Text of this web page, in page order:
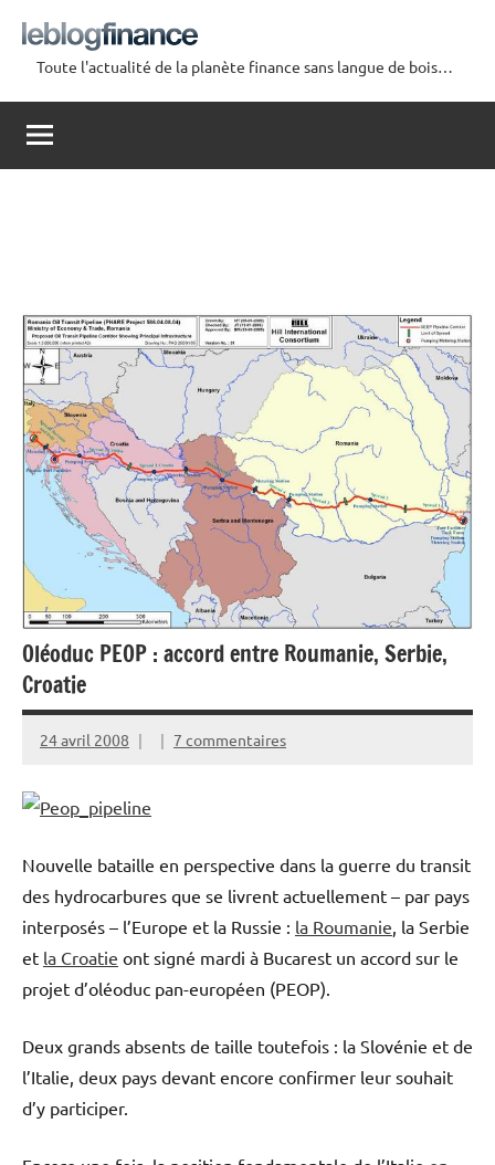
contenu
Le
Blog
Finance
Toute l'actualité de la planète finance sans langue de bois…
Oléoduc PEOP : accord entre Roumanie, Serbie,
Croatie
24 avril 2008 7 commentaires
Nouvelle bataille en perspective dans la guerre du transit
des hydrocarbures que se livrent actuellement – par pays
interposés – l’Europe et la Russie : la Roumanie, la Serbie
et la Croatie ont signé mardi à Bucarest un accord sur le
projet d’oléoduc pan-européen (PEOP).
Deux grands absents de taille toutefois : la Slovénie et de
l’Italie, deux pays devant encore confirmer leur souhait
d’y participer.